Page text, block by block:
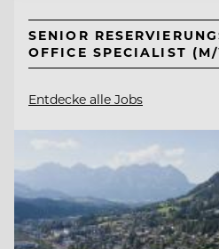
SENIOR
OFFICE SPECIALIST
Entdecke alle Jobs